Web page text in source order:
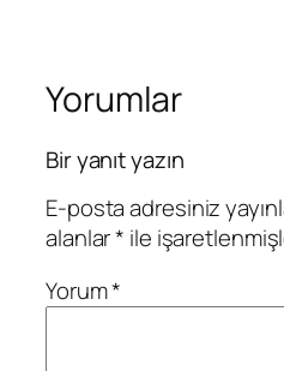
Yorumlar
Bir yanıt yazın
E-posta adresiniz
alanlar* ile
Yorum*